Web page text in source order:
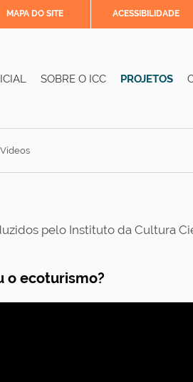
MAPA DO SITE ACESSIBILIDADE
SOBRE O ICC PROJETOS
pelo Instituto da Cultura
o ecoturismo?